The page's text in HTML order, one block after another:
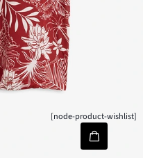
[node-product-wishlist]